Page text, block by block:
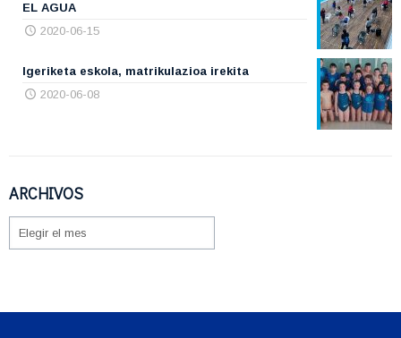
EL AGUA
2020-06-15
Igeriketa eskola, matrikulazioa irekita
2020-06-08
ARCHIVOS